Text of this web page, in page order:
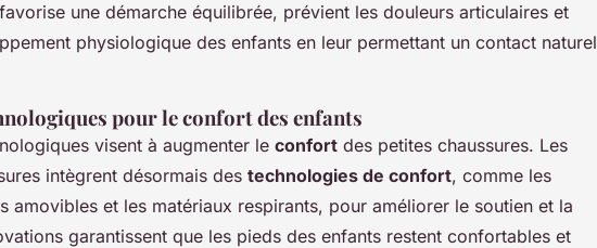
une démarche équilibrée, prévient les douleurs articulaires et
physiologique des enfants en leur permettant un contact naturel
pour le confort des enfants
visent à augmenter le confort des petites chaussures. Les
intègrent désormais des technologies de confort, comme les
amovibles et les matériaux respirants, pour améliorer le soutien et la
garantissent que les pieds des enfants restent confortables et